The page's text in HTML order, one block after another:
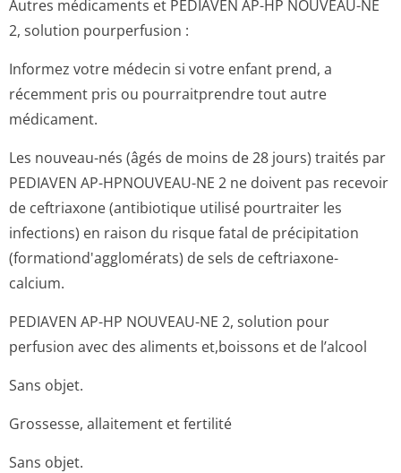
Autres médicaments et PEDIAVEN AP-HP NOUVEAU-NE
2, solution pourperfusion :
Informez votre médecin si votre enfant prend, a
récemment pris ou pourraitprendre tout autre
médicament.
Les nouveau-nés (âgés de moins de 28 jours) traités par
PEDIAVEN AP-HPNOUVEAU-NE 2 ne doivent pas recevoir
de ceftriaxone (antibiotique utilisé pourtraiter les
infections) en raison du risque fatal de précipitation
(formationd'ag­glomérats) de sels de ceftriaxone-
calcium.
PEDIAVEN AP-HP NOUVEAU-NE 2, solution pour
perfusion avec des aliments et,boissons et de l’alcool
Sans objet.
Grossesse, allaitement et fertilité
Sans objet.